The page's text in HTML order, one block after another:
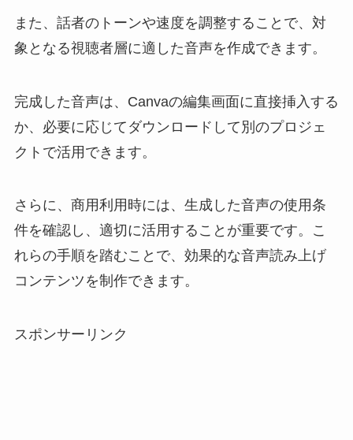
また、話者のトーンや速度を調整することで、対
象となる視聴者層に適した音声を作成できます。
完成した音声は、Canvaの編集画面に直接挿入する
か、必要に応じてダウンロードして別のプロジェ
クトで活用できます。
さらに、商用利用時には、生成した音声の使用条
件を確認し、適切に活用することが重要です。こ
れらの手順を踏むことで、効果的な音声読み上げ
コンテンツを制作できます。
スポンサーリンク